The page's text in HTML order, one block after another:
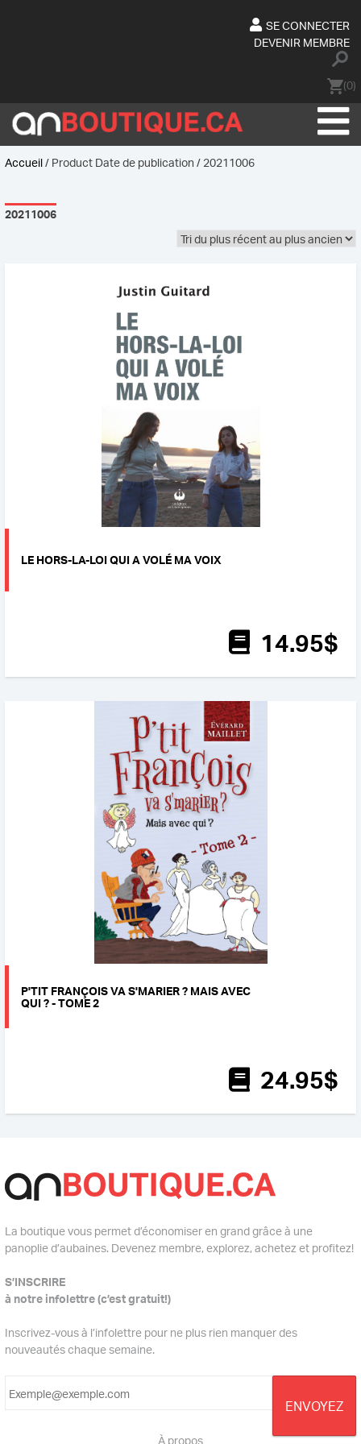
SE CONNECTER
DEVENIR MEMBRE
(0)
Accueil/ Product Date de publication / 20211006
20211006
LE HORS-LA-LOI QUI A VOLÉ MA VOIX
14.95$
P'TIT FRANÇOIS VA S'MARIER ? MAIS AVEC
QUI ? - TOME 2
24.95$
La boutique vous permet d’économiser en grand grâce à une
panoplie d’aubaines. Devenez membre, explorez, achetez et profitez!
S’INSCRIRE
à notre infolettre (c’est gratuit!)
Inscrivez-vous à l’infolettre pour ne plus rien manquer des
nouveautés chaque semaine.
À propos